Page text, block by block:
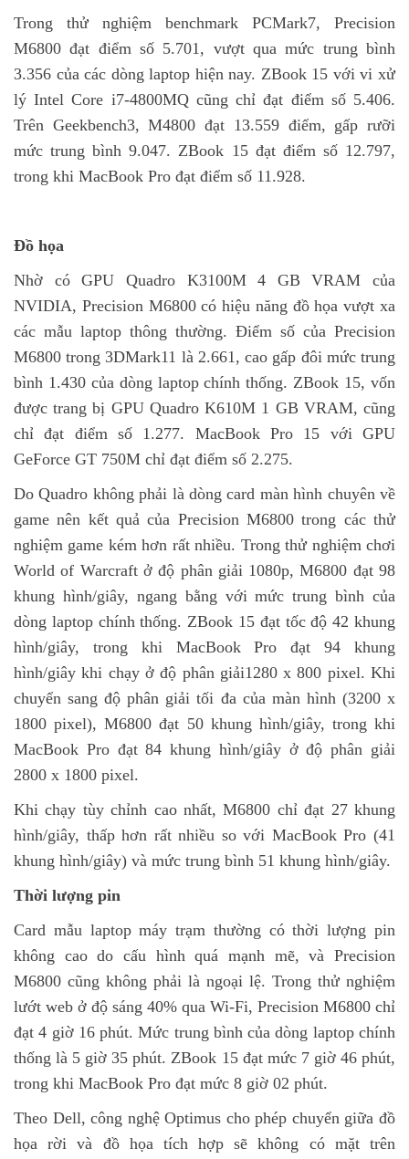
Trong thử nghiệm benchmark PCMark7, Precision
M6800 đạt điểm số 5.701, vượt qua mức trung bình
3.356 của các dòng laptop hiện nay. ZBook 15 với vi xử
lý Intel Core i7-4800MQ cũng chỉ đạt điểm số 5.406.
Trên Geekbench3, M4800 đạt 13.559 điểm, gấp rưỡi
mức trung bình 9.047. ZBook 15 đạt điểm số 12.797,
trong khi MacBook Pro đạt điểm số 11.928.
Đồ họa
Nhờ có GPU Quadro K3100M 4 GB VRAM của
NVIDIA, Precision M6800 có hiệu năng đồ họa vượt xa
các mẫu laptop thông thường. Điểm số của Precision
M6800 trong 3DMark11 là 2.661, cao gấp đôi mức trung
bình 1.430 của dòng laptop chính thống. ZBook 15, vốn
được trang bị GPU Quadro K610M 1 GB VRAM, cũng
chỉ đạt điểm số 1.277. MacBook Pro 15 với GPU
GeForce GT 750M chỉ đạt điểm số 2.275.
Do Quadro không phải là dòng card màn hình chuyên về
game nên kết quả của Precision M6800 trong các thử
nghiệm game kém hơn rất nhiều. Trong thử nghiệm chơi
World of Warcraft ở độ phân giải 1080p, M6800 đạt 98
khung hình/giây, ngang bằng với mức trung bình của
dòng laptop chính thống. ZBook 15 đạt tốc độ 42 khung
hình/giây, trong khi MacBook Pro đạt 94 khung
hình/giây khi chạy ở độ phân giải1280 x 800 pixel. Khi
chuyển sang độ phân giải tối đa của màn hình (3200 x
1800 pixel), M6800 đạt 50 khung hình/giây, trong khi
MacBook Pro đạt 84 khung hình/giây ở độ phân giải
2800 x 1800 pixel.
Khi chạy tùy chỉnh cao nhất, M6800 chỉ đạt 27 khung
hình/giây, thấp hơn rất nhiều so với MacBook Pro (41
khung hình/giây) và mức trung bình 51 khung hình/giây.
Thời lượng pin
Card mẫu laptop máy trạm thường có thời lượng pin
không cao do cấu hình quá mạnh mẽ, và Precision
M6800 cũng không phải là ngoại lệ. Trong thử nghiệm
lướt web ở độ sáng 40% qua Wi-Fi, Precision M6800 chỉ
đạt 4 giờ 16 phút. Mức trung bình của dòng laptop chính
thống là 5 giờ 35 phút. ZBook 15 đạt mức 7 giờ 46 phút,
trong khi MacBook Pro đạt mức 8 giờ 02 phút.
Theo Dell, công nghệ Optimus cho phép chuyển giữa đồ
họa rời và đồ họa tích hợp sẽ không có mặt trên